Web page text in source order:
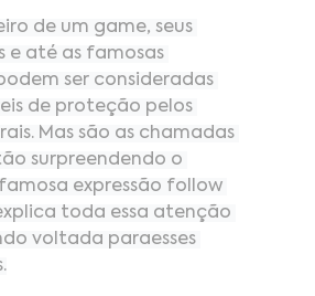
de um game, seus
e até as famosas
ser consideradas
de proteção pelos
Mas são as chamadas
surpreendendo o
expressão follow
toda essa atenção
voltada paraesses